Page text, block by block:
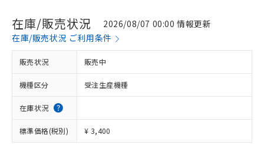
在庫/販売状況
2026/08/07 00:00 情報更新
在庫/販売状況 ご利用条件
販売状況 販売中
機種区分 受注生産機種
在庫状況
標準価格(税別) ¥ 3,400